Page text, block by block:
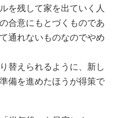
を残して家を出ていく人
合意にもとづくものであ
通れないものなのでやめ
替えられるように、新し
備を進めたほうが得策で